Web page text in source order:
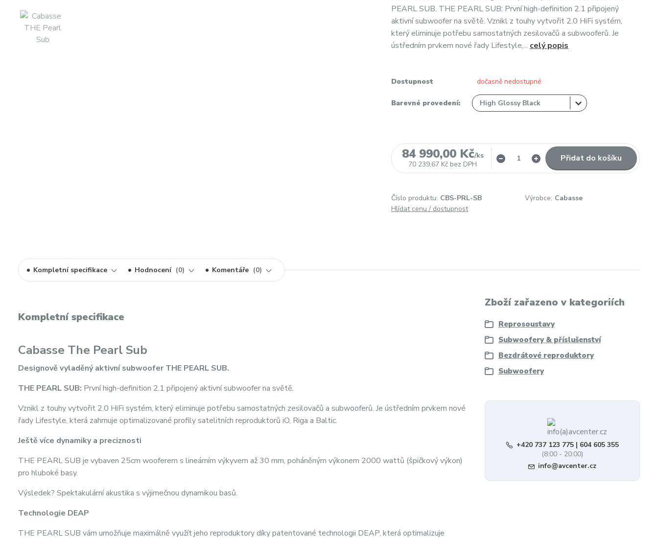
PEARL SUB. THE PEARL SUB: První high-definition 2.1 připojený
aktivní subwoofer na světě. Vznikl z touhy vytvořit 2.0 HiFi systém,
který eliminuje potřebu samostatných zesilovačů a subwooferů. Je
ústředním prvkem nové řady Lifestyle,... celý popis
Dostupnost dočasně nedostupné
Barevné provedení:
84 990,00 Kč/ks
70 239,67 Kč bez DPH
Přidat do košíku
Číslo produktu: CBS-PRL-SB Výrobce: Cabasse
Hlídat cenu / dostupnost
Kompletní specifikace Hodnocení 0 Komentáře 0
Kompletní specifikace
Cabasse The Pearl Sub
Designově vyladěný aktivní subwoofer THE PEARL SUB.
THE PEARL SUB: První high-definition 2.1 připojený aktivní subwoofer na světě.
Vznikl z touhy vytvořit 2.0 HiFi systém, který eliminuje potřebu samostatných zesilovačů a subwooferů. Je ústředním prvkem nové
řady Lifestyle, která zahrnuje optimalizované profily satelitních reproduktorů iO, Riga a Baltic.
Ještě více dynamiky a preciznosti
THE PEARL SUB je vybaven 25cm wooferem s lineárním výkyvem až 30 mm, poháněným výkonem 2000 wattů (špičkový výkon)
pro hluboké basy.
Výsledek? Spektakulární akustika s výjimečnou dynamikou basů.
Technologie DEAP
THE PEARL SUB vám umožňuje maximálně využít jeho reproduktory díky patentované technologii DEAP, která optimalizuje
Zboží zařazeno v kategoriích
Reprosoustavy
Subwoofery & příslušenství
Bezdrátové reproduktory
Subwoofery
+420 737 123 775 | 604 605 355
(8:00 - 20:00)
info@avcenter.cz